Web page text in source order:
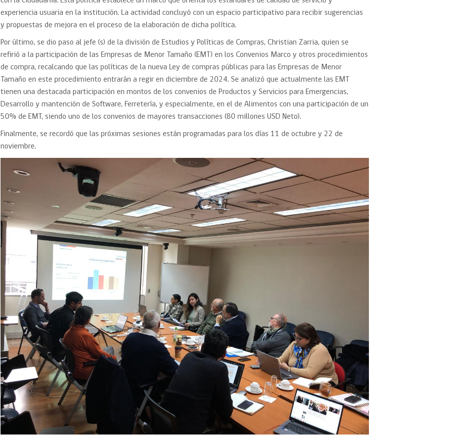
experiencia usuaria en la institución. La actividad concluyó con un espacio participativo para recibir sugerencias
y propuestas de mejora en el proceso de la elaboración de dicha política.
Por último, se dio paso al jefe (s) de la división de Estudios y Políticas de Compras, Christian Zarria, quien se
refirió a la participación de las Empresas de Menor Tamaño (EMT) en los Convenios Marco y otros procedimientos
de compra, recalcando que las políticas de la nueva Ley de compras públicas para las Empresas de Menor
Tamaño en este procedimiento entrarán a regir en diciembre de 2024. Se analizó que actualmente las EMT
tienen una destacada participación en montos de los convenios de Productos y Servicios para Emergencias,
Desarrollo y mantención de Software, Ferretería, y especialmente, en el de Alimentos con una participación de un
50% de EMT, siendo uno de los convenios de mayores transacciones (80 millones USD Neto).
Finalmente, se recordó que las próximas sesiones están programadas para los días 11 de octubre y 22 de
noviembre.